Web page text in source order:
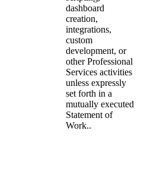
dashboard
creation,
integrations,
custom
development, or
other Professional
Services activities
unless expressly
set forth in a
mutually executed
Statement of
Work..